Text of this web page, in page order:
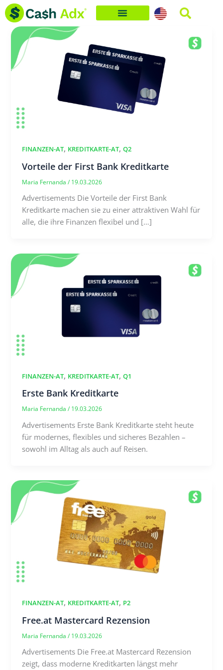
Skip
content
FINANZEN-AT, KREDITKARTE-AT,Q2
Vorteile der First Bank Kreditkarte
Maria Fernanda/ 19.03.2026
Advertisements Die Vorteile der First Bank
Kreditkarte machen sie zu einer attraktiven Wahl für
alle, die ihre Finanzen flexibel und […]
FINANZEN-AT, KREDITKARTE-AT,Q1
Erste Bank Kreditkarte
Maria Fernanda/ 19.03.2026
Advertisements Erste Bank Kreditkarte steht heute
für modernes, flexibles und sicheres Bezahlen –
sowohl im Alltag als auch auf Reisen.
FINANZEN-AT, KREDITKARTE-AT, P2
Free.at Mastercard Rezension
Maria Fernanda/ 19.03.2026
Advertisements Die Free.at Mastercard Rezension
zeigt, dass moderne Kreditkarten längst mehr